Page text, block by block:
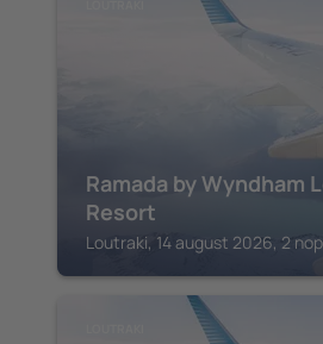
Ramada by Wyndham
Resort
Loutraki, 14 august 2026, 2